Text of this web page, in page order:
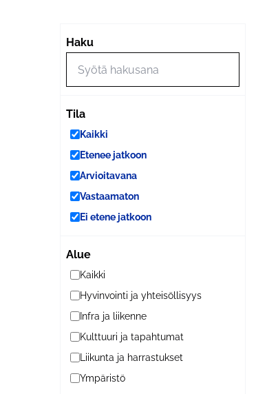
Haku
Tila
Kaikki
Etenee jatkoon
Arvioitavana
Vastaamaton
Ei etene jatkoon
Alue
Kaikki
Hyvinvointi ja yhteisöllisyys
Infra ja liikenne
Kulttuuri ja tapahtumat
Liikunta ja harrastukset
Ympäristö